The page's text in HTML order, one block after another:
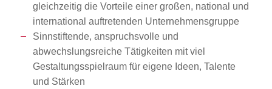
gleichzeitig die Vorteile einer großen, national und
international auftretenden Unternehmensgruppe
Sinnstiftende, anspruchsvolle und
abwechslungsreiche Tätigkeiten mit viel
Gestaltungsspielraum für eigene Ideen, Talente
und Stärken